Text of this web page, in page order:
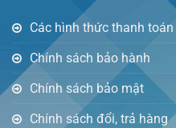
Các hình thức thanh toán
Chính sách bảo hành
Chính sách bảo mật
Chính sách đổi, trả hàng